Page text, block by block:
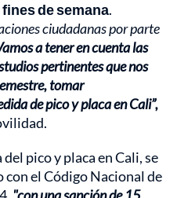
de semana.
ciudadanas por parte
a tener en cuenta las
pertinentes que nos
tomar
de pico y placa en Cali”,
pico y placa en Cali, se
el Código Nacional de